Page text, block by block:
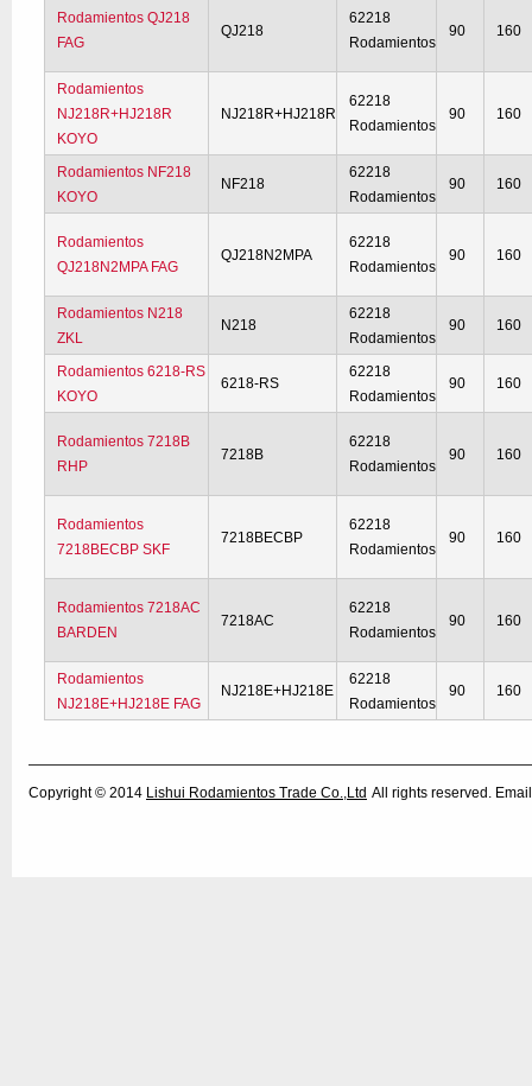
Rodamientos QJ218
FAG
QJ218
62218
Rodamientos
90 160
Rodamientos
NJ218R+HJ218R
KOYO
NJ218R+HJ218R
62218
Rodamientos
90 160
Rodamientos NF218
KOYO
NF218
62218
Rodamientos
90 160
Rodamientos
QJ218N2MPA FAG
QJ218N2MPA
62218
Rodamientos
90 160
Rodamientos N218
ZKL
N218
62218
Rodamientos
90 160
Rodamientos 6218-RS
KOYO
6218-RS
62218
Rodamientos
90 160
Rodamientos 7218B
RHP
7218B
62218
Rodamientos
90 160
Rodamientos
7218BECBP SKF
7218BECBP
62218
Rodamientos
90 160
Rodamientos 7218AC
BARDEN
7218AC
62218
Rodamientos
90 160
Rodamientos
NJ218E+HJ218E FAG
NJ218E+HJ218E
62218
Rodamientos
90 160
Copyright © 2014 Lishui Rodamientos Trade Co.,Ltd All rights reserved.